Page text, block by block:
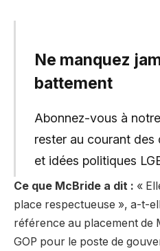
Ne manquez
battement
Abonnez-vous à
rester au courant des
et idées politiques
Ce que McBride a dit : «
place respectueuse », a-t-
référence au placement de
GOP pour le poste de